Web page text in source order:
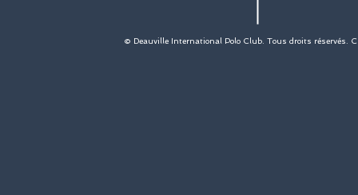
© Deauville International Polo Club. Tous droits réservés.